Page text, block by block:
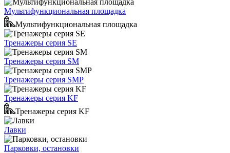
Мультифункциональная площадка
Мультифункциональная площадка
Тренажеры серия SE
Тренажеры серия SM
Тренажеры серия SMP
Тренажеры серия KF
Тренажеры серия KF
Лавки
Парковки, остановки